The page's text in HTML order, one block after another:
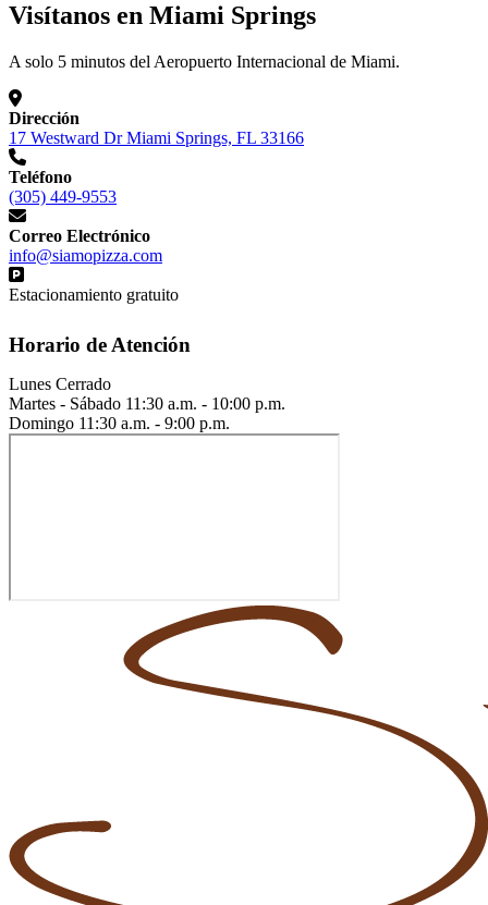
Visítanos en Miami Springs
A solo 5 minutos del Aeropuerto Internacional de Miami.
Dirección
17 Westward Dr Miami Springs, FL 33166
Teléfono
(305) 449-9553
Correo Electrónico
info@siamopizza.com
Estacionamiento gratuito
Horario de Atención
Lunes Cerrado
Martes - Sábado 11:30 a.m. - 10:00 p.m.
Domingo 11:30 a.m. - 9:00 p.m.